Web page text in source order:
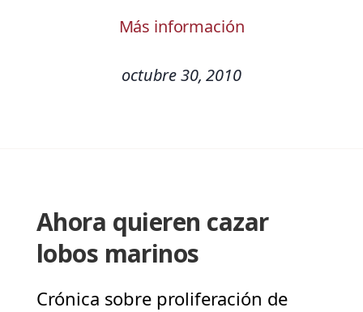
Más información
octubre 30, 2010
Ahora quieren cazar
lobos marinos
Crónica sobre proliferación de